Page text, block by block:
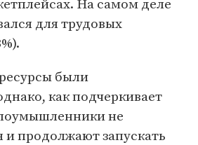
На самом деле
для трудовых
были
как подчеркивает
не
и продолжают запускать